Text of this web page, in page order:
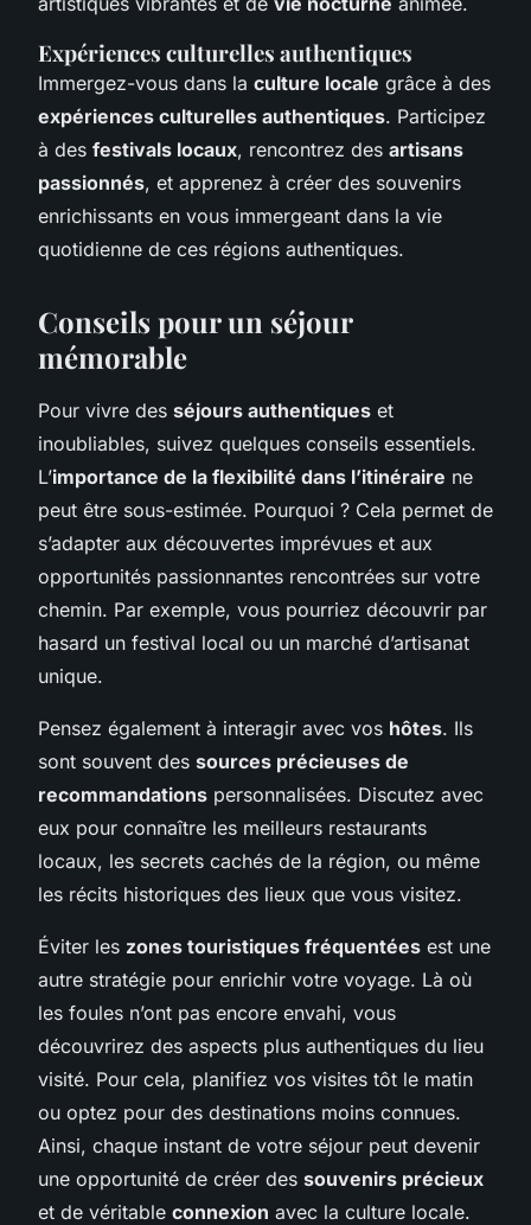
Expériences culturelles authentiques
Immergez-vous dans la culture locale grâce à des
expériences culturelles authentiques. Participez
à des festivals locaux, rencontrez des artisans
passionnés, et apprenez à créer des souvenirs
enrichissants en vous immergeant dans la vie
quotidienne de ces régions authentiques.
Conseils pour un séjour
mémorable
Pour vivre des séjours authentiques et
inoubliables, suivez quelques conseils essentiels.
L’importance de la flexibilité dans l’itinéraire ne
peut être sous-estimée. Pourquoi ? Cela permet de
s’adapter aux découvertes imprévues et aux
opportunités passionnantes rencontrées sur votre
chemin. Par exemple, vous pourriez découvrir par
hasard un festival local ou un marché d’artisanat
unique.
Pensez également à interagir avec vos hôtes. Ils
sont souvent des sources précieuses de
recommandations personnalisées. Discutez avec
eux pour connaître les meilleurs restaurants
locaux, les secrets cachés de la région, ou même
les récits historiques des lieux que vous visitez.
Éviter les zones touristiques fréquentées est une
autre stratégie pour enrichir votre voyage. Là où
les foules n’ont pas encore envahi, vous
découvrirez des aspects plus authentiques du lieu
visité. Pour cela, planifiez vos visites tôt le matin
ou optez pour des destinations moins connues.
Ainsi, chaque instant de votre séjour peut devenir
une opportunité de créer des souvenirs précieux
et de véritable connexion avec la culture locale.